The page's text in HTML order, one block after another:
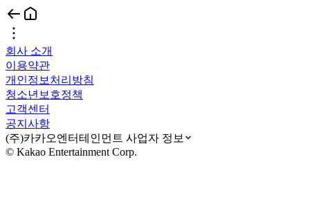
회사 소개
이용약관
개인정보처리방침
청소년보호정책
고객센터
공지사항
(주)카카오엔터테인먼트 사업자 정보
© Kakao Entertainment Corp.